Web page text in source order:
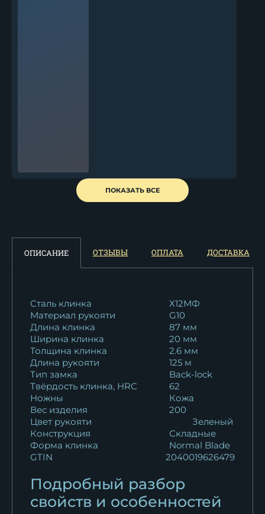
Выкидной нож "Волк"
сталь...
ПОКАЗАТЬ ВСЕ
ОПИСАНИЕ ОТЗЫВЫ ОПЛАТА ДОСТАВКА
Сталь клинка
Х12МФ
Материал рукояти
G10
Длина клинка
87 мм
Ширина клинка
20 мм
Толщина клинка
2.6 мм
Длина рукояти
125 м
Тип замка
Back-lock
Твёрдость клинка, HRC
62
Ножны
Кожа
Вес изделия
200
Цвет рукояти
Зеленый
Конструкция
Складные
Форма клинка
Normal Blade
GTIN
2040019626479
Подробный разбор
свойств и особенностей